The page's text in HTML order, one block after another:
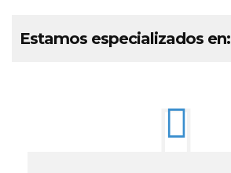
Estamos especializados en: